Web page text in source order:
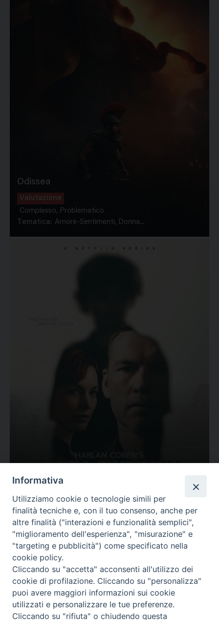
Odissea
Valutazione
Complesso, Problematico
Tematica: Amore-Sentimenti, Donna...
Valutazione
Complesso, Problematico
Tematica: Amore-Sentimenti, Carcere...
Informativa
Utilizziamo cookie o tecnologie simili per
finalità tecniche e, con il tuo consenso, anche per
altre finalità ("interazioni e funzionalità semplici",
"miglioramento dell'esperienza", "misurazione" e
"targeting e pubblicità") come specificato nella
cookie policy.
Cliccando su "accetta" acconsenti all'utilizzo dei
cookie di profilazione. Cliccando su "personalizza"
puoi avere maggiori informazioni sui cookie
utilizzati e personalizzare le tue preferenze.
Cliccando su "rifiuta" o chiudendo questa